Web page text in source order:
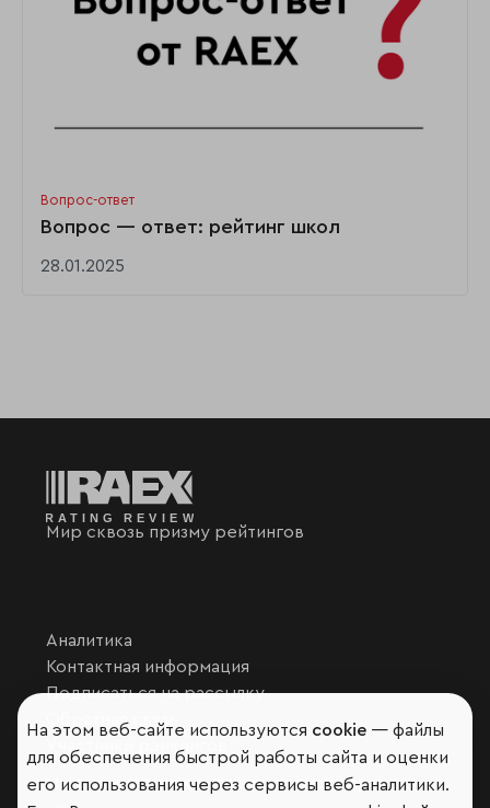
Вопрос-ответ
Вопрос — ответ: рейтинг школ
28.01.2025
Мир сквозь призму рейтингов
Аналитика
Контактная информация
Подписаться на рассылку
Обратная связь
Участники рэнкингов
Мы в социальных сетях и мессенджерах
На этом веб-сайте используются cookie — файлы
для обеспечения быстрой работы сайта и оценки
его использования через сервисы веб-аналитики.